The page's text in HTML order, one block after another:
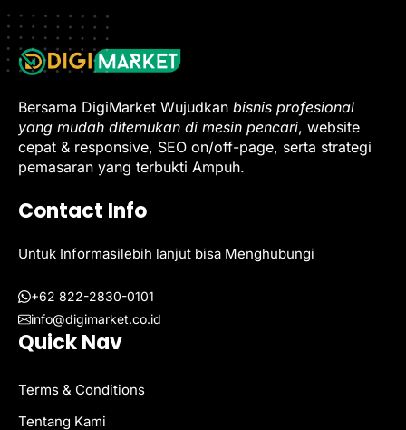
Bersama DigiMarket Wujudkan bisnis profesional
yang mudah ditemukan di mesin pencari, website
cepat & responsive, SEO on/off-page, serta strategi
pemasaran yang terbukti Ampuh.
Contact Info
Untuk Informasilebih lanjut bisa Menghubungi
+62 822-2830-0101
info@digimarket.co.id
Quick Nav
Terms & Conditions
Tentang Kami